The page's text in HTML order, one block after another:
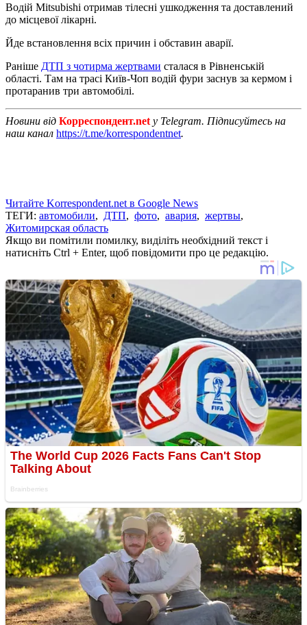
Водій Mitsubishi отримав тілесні ушкодження та доставлений
до місцевої лікарні.
Йде встановлення всіх причин і обставин аварії.
Раніше ДТП з чотирма жертвами сталася в Рівненській
області. Там на трасі Київ-Чоп водій фури заснув за кермом і
протаранив три автомобілі.
Новини від Корреспондент.net у Telegram. Підписуйтесь на
наш канал https://t.me/korrespondentnet.
Читайте Korrespondent.net в Google News
ТЕГИ: автомобили, ДТП, фото, авария, жертвы,
Житомирская область
Якщо ви помітили помилку, виділіть необхідний текст і
натисніть Ctrl + Enter, щоб повідомити про це редакцію.